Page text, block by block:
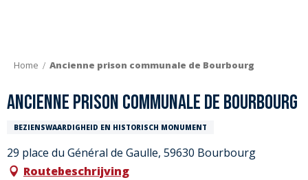
Home Ancienne prison communale de Bourbourg
Ancienne prison communale de Bourbourg
BEZIENSWAARDIGHEID EN HISTORISCH MONUMENT
29 place du Général de Gaulle, 59630 Bourbourg
Routebeschrijving